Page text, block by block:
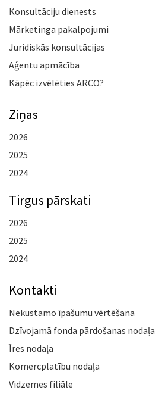
Konsultāciju dienests
Mārketinga pakalpojumi
Juridiskās konsultācijas
Aģentu apmācība
Kāpēc izvēlēties ARCO?
Ziņas
2026
2025
2024
Tirgus pārskati
2026
2025
2024
Kontakti
Nekustamo īpašumu vērtēšana
Dzīvojamā fonda pārdošanas nodaļa
Īres nodaļa
Komercplatību nodaļa
Vidzemes filiāle